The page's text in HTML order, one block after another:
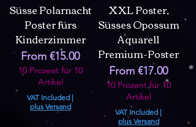
Süsse Polarnacht
Poster fürs
Kinderzimmer
From €15.00
Sale Price
10 Prozent für 10
Artikel
VAT Included |
plus Versand
XXL Poster,
Süsses Opossum
Aquarell
Premium-Poster
From €17.00
Sale Price
10 Prozent für 10
Artikel
VAT Included |
plus Versand